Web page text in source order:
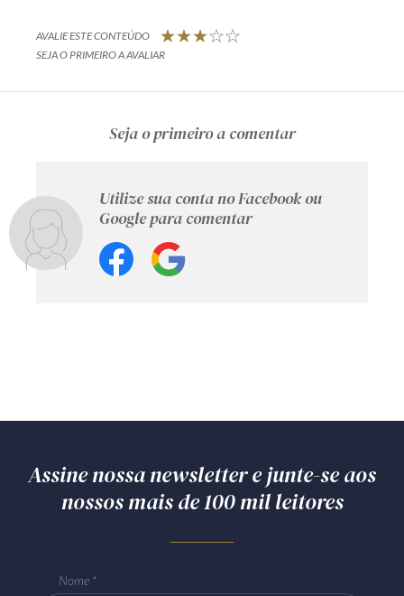
AVALIE ESTE CONTEÚDO
SEJA O PRIMEIRO A AVALIAR
Seja o primeiro a comentar
Utilize sua conta no Facebook ou
Google para comentar
Assine nossa newsletter e junte-se aos
nossos mais de 100 mil leitores
Nome